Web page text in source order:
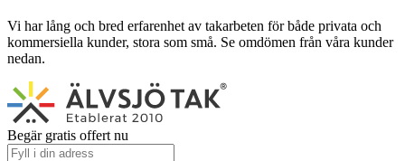
Vi har lång och bred erfarenhet av takarbeten för både privata och
kommersiella kunder, stora som små. Se omdömen från våra kunder
nedan.
Begär gratis offert nu